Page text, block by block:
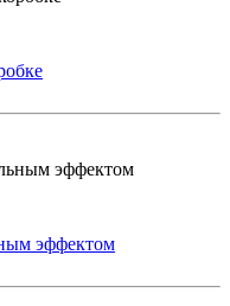
эффектом